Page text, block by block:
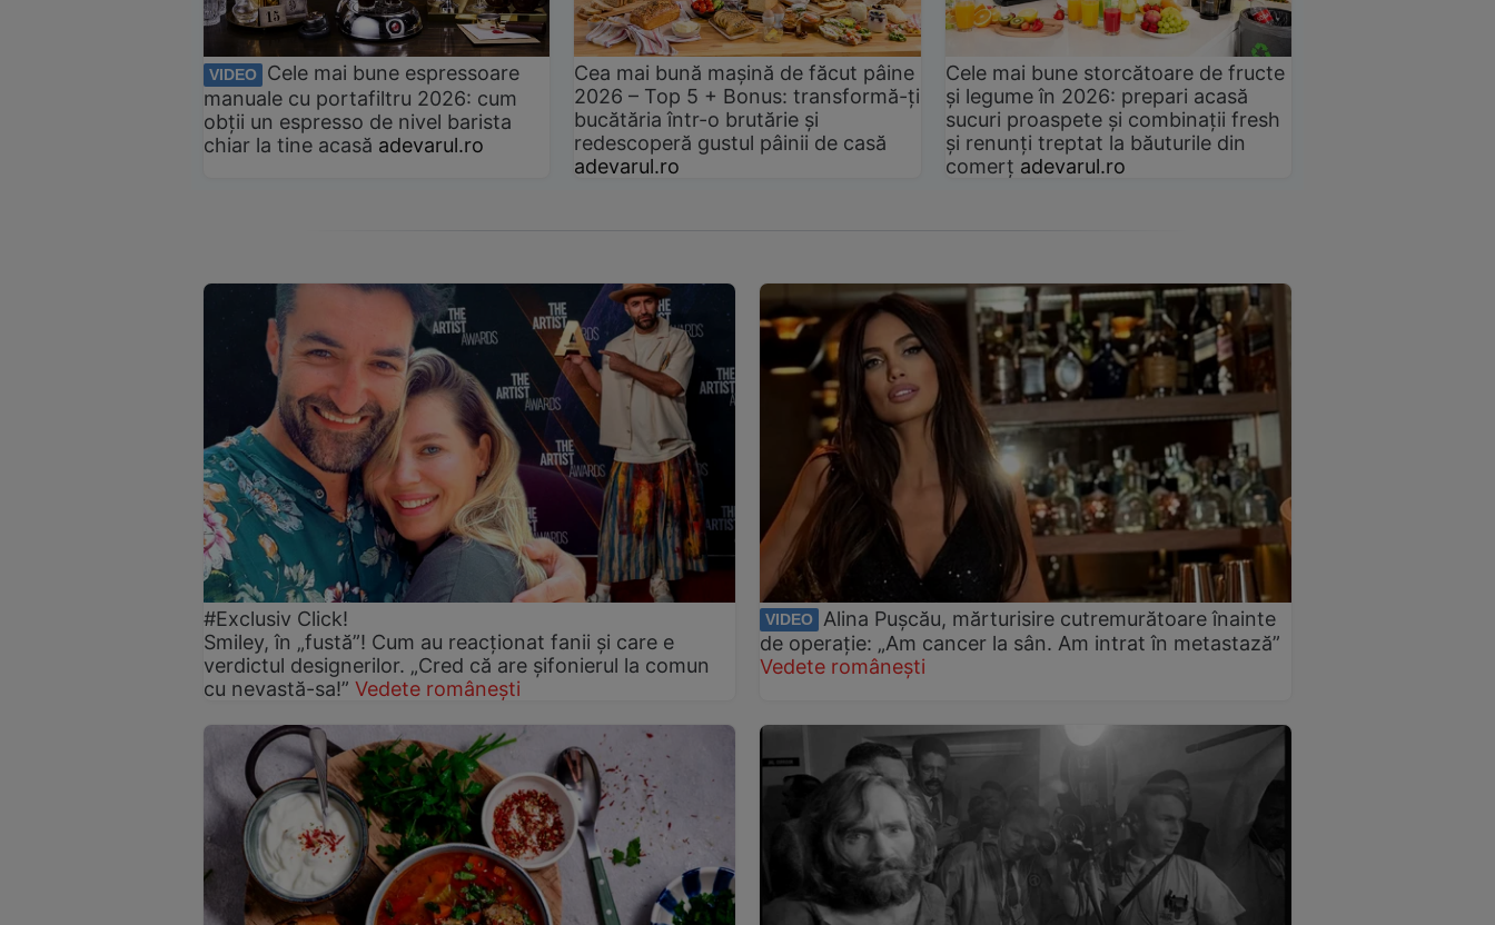
VIDEO
Cele mai bune espressoare
manuale cu portafiltru 2026: cum
obții un espresso de nivel barista
chiar la tine acasă adevarul.ro
Cea mai bună mașină de făcut pâine
2026 – Top 5 + Bonus: transformă-ți
bucătăria într-o brutărie și
redescoperă gustul pâinii de casă
adevarul.ro
Cele mai bune storcătoare de fructe
și legume în 2026: prepari acasă
sucuri proaspete și combinații fresh
și renunți treptat la băuturile din
comerț adevarul.ro
#Exclusiv Click!
Smiley, în „fustă”! Cum au reacționat fanii și care e
verdictul designerilor. „Cred că are șifonierul la comun
cu nevastă-sa!” Vedete românești
VIDEO
Alina Pușcău, mărturisire cutremurătoare înainte
de operație: „Am cancer la sân. Am intrat în metastază”
Vedete românești